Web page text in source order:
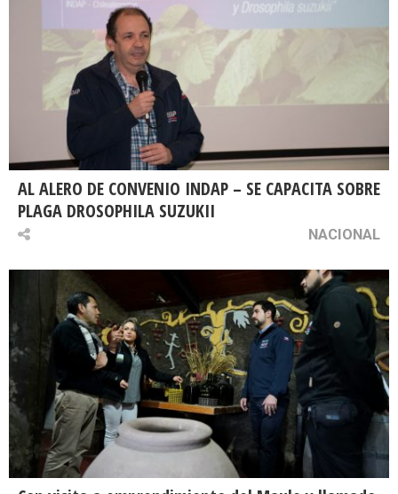
AL ALERO DE CONVENIO INDAP – SE CAPACITA SOBRE
PLAGA DROSOPHILA SUZUKII
NACIONAL